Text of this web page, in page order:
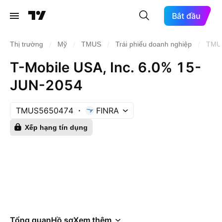
Bắt đầu
Thị trường Mỹ TMUS Trái phiếu doanh nghiệp
T-Mobile USA, Inc. 6.0% 15-
JUN-2054
TMUS5650474 FINRA
Xếp hạng tín dụng
Tổng quanHồ sơXem thêm